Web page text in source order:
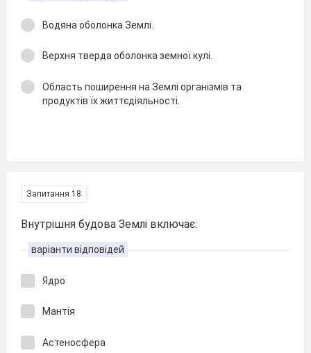
Водяна оболонка Землі.
Верхня тверда оболонка земної кулі.
Область поширення на Землі організмів та
продуктів їх життєдіяльності.
Запитання 18
Внутрішня будова Землі включає:
варіанти відповідей
Ядро
Мантія
Астеносфера